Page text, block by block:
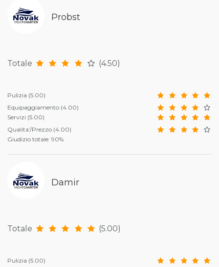
Probst
Totale (4.50)
Pulizia (5.00)
Equipaggiamento (4.00)
Servizi (5.00)
Qualita’/Prezzo (4.00)
Giudizio totale: 90%
Damir
Totale (5.00)
Pulizia (5.00)